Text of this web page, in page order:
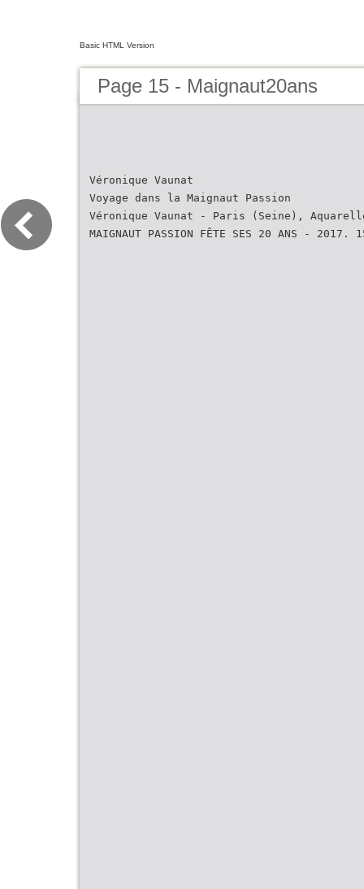
Basic HTML Version
Page 15 - Maignaut20ans
Véronique Vaunat
Voyage dans la Maignaut Passion
Véronique Vaunat - Paris (Seine),
MAIGNAUT PASSION FÊTE SES 20 ANS - 2017.